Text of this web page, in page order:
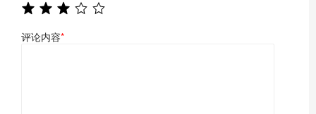
评论内容*